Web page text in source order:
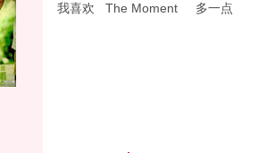
我喜欢 The Moment 多一点